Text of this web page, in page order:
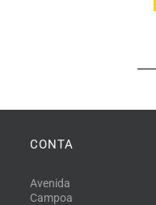
CONTACTO
Avenida
Campoamor,